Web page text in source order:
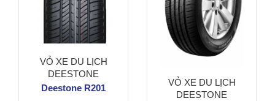
VỎ XE DU LỊCH
DEESTONE
Deestone R201
VỎ XE DU LỊCH
DEESTONE